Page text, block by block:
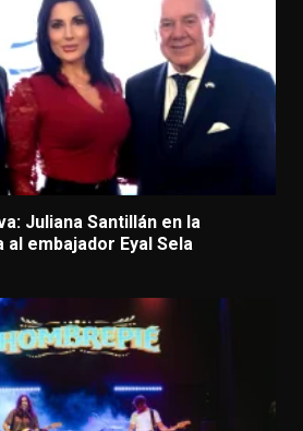
Juliana Santillán en la
embajador Eyal Sela